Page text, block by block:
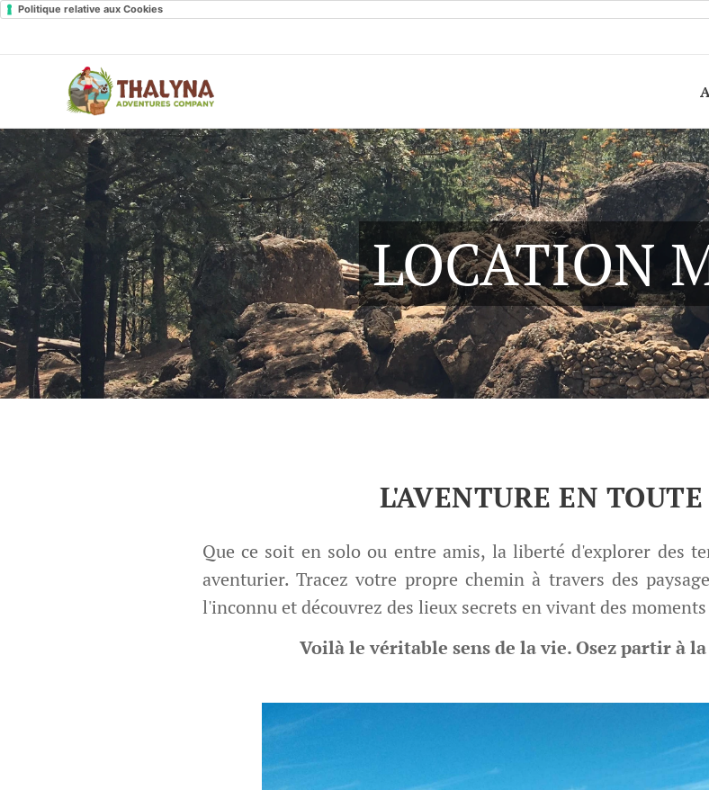
Politique relative aux Cookies
LOCATION
L'AVENTURE EN
Que ce soit en solo ou entre amis, la liberté d'explorer des
aventurier. Tracez votre propre chemin à travers des
l'inconnu et découvrez des lieux secrets en vivant des
Voilà le véritable sens de la vie. Osez partir à